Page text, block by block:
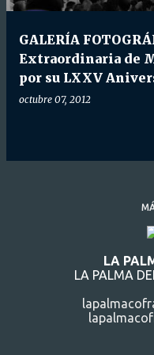
GALERÍA
Extraordinaria de
por su LXXV
octubre 07, 2012
LA
LA PALMA